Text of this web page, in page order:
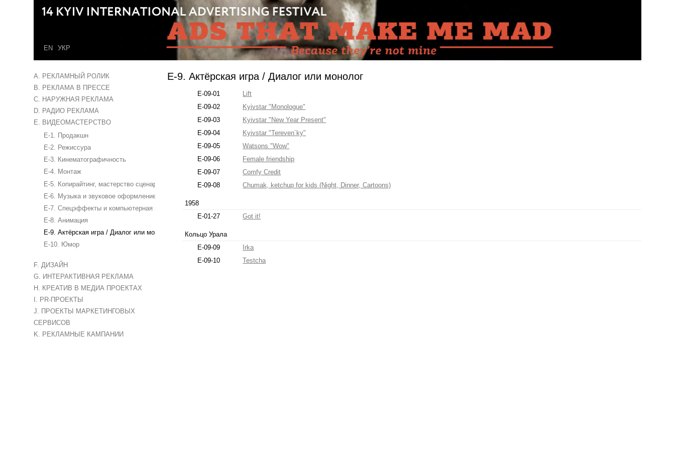
EN УКР
A. РЕКЛАМНЫЙ РОЛИК
B. РЕКЛАМА В ПРЕССЕ
C. НАРУЖНАЯ РЕКЛАМА
D. РАДИО РЕКЛАМА
E. ВИДЕОМАСТЕРСТВО
E-1. Продакшн
E-2. Режиссура
E-3. Кинематографичность
E-4. Монтаж
E-5. Копирайтинг, мастерство сценариста
E-6. Музыка и звуковое оформление
E-7. Спецэффекты и компьютерная графика
E-8. Анимация
E-9. Актёрская игра / Диалог или монолог
E-10. Юмор
F. ДИЗАЙН
G. ИНТЕРАКТИВНАЯ РЕКЛАМА
H. КРЕАТИВ В МЕДИА ПРОЕКТАХ
I. PR-ПРОЕКТЫ
J. ПРОЕКТЫ МАРКЕТИНГОВЫХ
СЕРВИСОВ
K. РЕКЛАМНЫЕ КАМПАНИИ
E-9. Актёрская игра / Диалог или монолог
E-09-01
Lift
E-09-02
Kyivstar "Monologue"
E-09-03
Kyivstar "New Year Present"
E-09-04
Kyivstar "Tereven`ky"
E-09-05
Watsons "Wow"
E-09-06
Female friendship
E-09-07
Comfy Credit
E-09-08
Chumak, ketchup for kids (Night, Dinner, Cartoons)
1958
E-01-27
Got it!
Кольцо Урала
E-09-09
Irka
E-09-10
Testcha